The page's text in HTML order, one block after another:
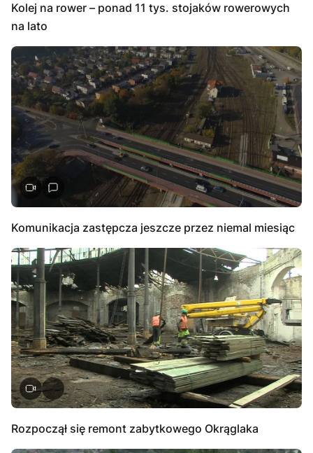
Kolej na rower – ponad 11 tys. stojaków rowerowych
na lato
Komunikacja zastępcza jeszcze przez niemal miesiąc
Rozpoczął się remont zabytkowego Okrąglaka